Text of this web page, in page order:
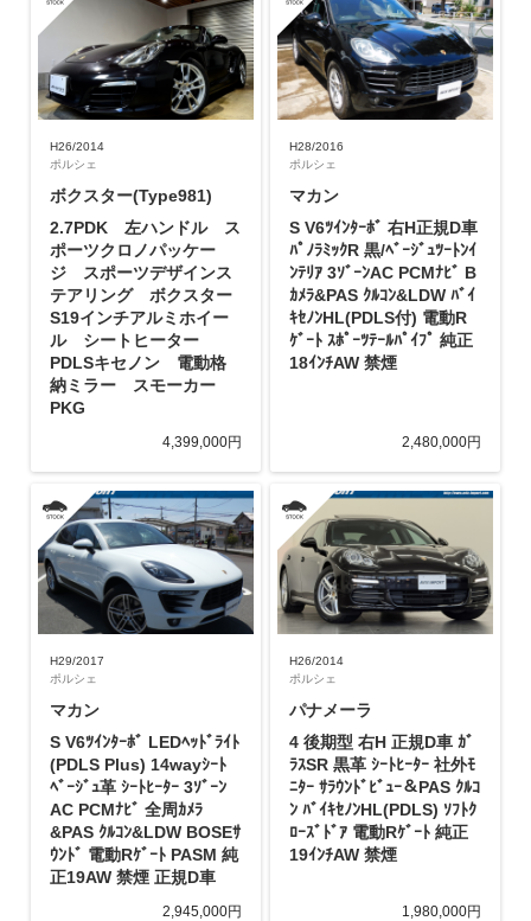
H26/2014
ポルシェ
ボクスター(Type981)
2.7PDK 左ハンドル ス
ポーツクロノパッケー
ジ スポーツデザインス
テアリング ボクスター
S19インチアルミホイー
ル シートヒーター
PDLSキセノン 電動格
納ミラー スモーカー
PKG
4,399,000円
H28/2016
ポルシェ
マカン
S V6ﾂｲﾝﾀｰﾎﾞ 右H正規D車
ﾊﾟﾉﾗﾐｯｸR 黒/ﾍﾞｰｼﾞｭﾂｰﾄﾝｲ
ﾝﾃﾘｱ 3ｿﾞｰﾝAC PCMﾅﾋﾞ B
ｶﾒﾗ&PAS ｸﾙｺﾝ&LDW ﾊﾞｲ
ｷｾﾉﾝHL(PDLS付) 電動R
ｹﾞｰﾄ ｽﾎﾟｰﾂﾃｰﾙﾊﾟｲﾌﾟ 純正
18ｲﾝﾁAW 禁煙
2,480,000円
H29/2017
ポルシェ
マカン
S V6ﾂｲﾝﾀｰﾎﾞ LEDﾍｯﾄﾞﾗｲﾄ
(PDLS Plus) 14wayｼｰﾄ
ﾍﾞｰｼﾞｭ革 ｼｰﾄﾋｰﾀｰ 3ｿﾞｰﾝ
AC PCMﾅﾋﾞ 全周ｶﾒﾗ
&PAS ｸﾙｺﾝ&LDW BOSEｻ
ｳﾝﾄﾞ 電動Rｹﾞｰﾄ PASM 純
正19AW 禁煙 正規D車
2,945,000円
H26/2014
ポルシェ
パナメーラ
4 後期型 右H 正規D車 ｶﾞ
ﾗｽSR 黒革 ｼｰﾄﾋｰﾀｰ 社外ﾓ
ﾆﾀｰ ｻﾗｳﾝﾄﾞﾋﾞｭｰ＆PAS ｸﾙｺ
ﾝ ﾊﾞｲｷｾﾉﾝHL(PDLS) ｿﾌﾄｸ
ﾛｰｽﾞﾄﾞｱ 電動Rｹﾞｰﾄ 純正
19ｲﾝﾁAW 禁煙
1,980,000円